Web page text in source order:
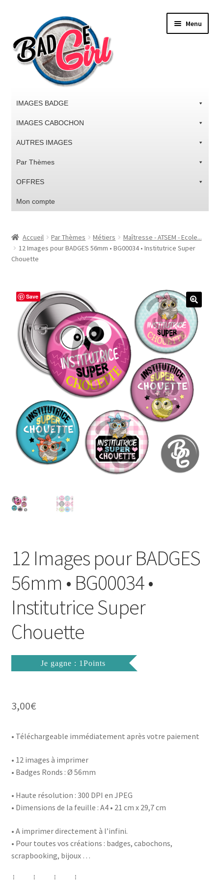
la
navigation
contenu
Menu
IMAGES BADGE
IMAGES CABOCHON
AUTRES IMAGES
Par Thèmes
OFFRES
Mon compte
#1298 (pas de titre)
#5610 (pas de titre)
#5740 (pas de titre)
Acheter ma Machine à Badge
CODES PROMOS
Conditions Générales de Vente
FAQ
Wishlist
Politique de Confidentialité
Validation de la commande
Accueil Par Thèmes Métiers
Maîtresse - ATSEM - Ecole...
12 Images pour BADGES 56mm • BG00034 • Institutrice Super
Chouette
Save
12 Images pour BADGES
56mm • BG00034 •
Institutrice Super
Chouette
Je gagne : 1Points
3,00€
• Téléchargeable immédiatement après votre paiement
• 12 images à imprimer
• Badges Ronds : Ø 56mm
• Haute résolution : 300 DPI en JPEG
• Dimensions de la feuille : A4 • 21 cm x 29,7 cm
• A imprimer directement à l’infini.
• Pour toutes vos créations : badges, cabochons,
scrapbooking, bijoux …